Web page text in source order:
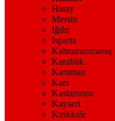
Hatay
Mersin
Iğdır
Isparta
Kahramanmaraş
Karabük
Karaman
Kars
Kastamonu
Kayseri
Kırıkkale